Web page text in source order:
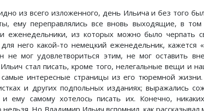
из всего изложенного, день Ильича и без того
ему переправлялись все вновь выходящие, в
еженедельники, из которых можно было черпать
него какой-то немецкий еженедельник, кажется
мог удовлетвориться этим, не мог оставить
стал писать, кроме того, нелегальные вещи и
интересные страницы из его тюремной
и других подпольных изданиях; выражались
ему самому хотелось писать их. Конечно,